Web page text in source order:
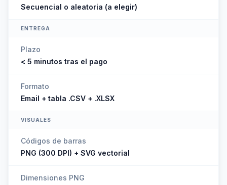
Secuencial o aleatoria (a elegir)
ENTREGA
Plazo
< 5 minutos tras el pago
Formato
Email + tabla .CSV + .XLSX
VISUALES
Códigos de barras
PNG (300 DPI) + SVG vectorial
Dimensiones PNG